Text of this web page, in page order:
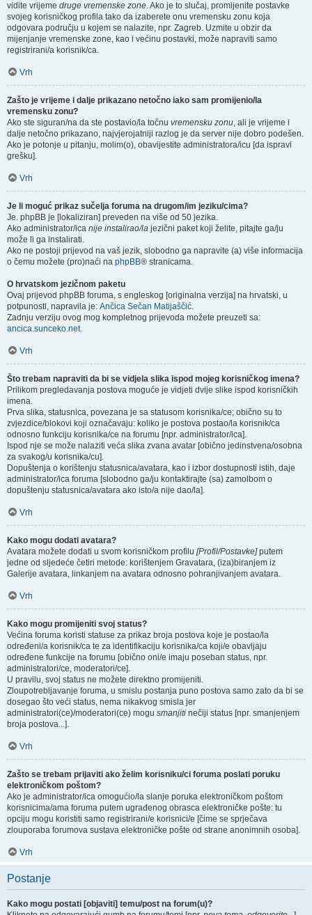
vidite vrijeme druge vremenske zone. Ako je to slučaj, promijenite postavke
svojeg korisničkog profila tako da izaberete onu vremensku zonu koja
odgovara području u kojem se nalazite, npr. Zagreb. Uzmite u obzir da
mijenjanje vremenske zone, kao i većinu postavki, može napraviti samo
registrirani/a korisnik/ca.
Vrh
Zašto je vrijeme i dalje prikazano netočno iako sam promijenio/la
vremensku zonu?
Ako ste siguran/na da ste postavio/la točnu vremensku zonu, ali je vrijeme i
dalje netočno prikazano, najvjerojatniji razlog je da server nije dobro podešen.
Ako je potonje u pitanju, molim(o), obavijestite administratora/icu [da ispravi
grešku].
Vrh
Je li moguć prikaz sučelja foruma na drugom/im jeziku/cima?
Je. phpBB je [lokaliziran] preveden na više od 50 jezika.
Ako administrator/ica nije instalirao/la jezični paket koji želite, pitajte ga/ju
može li ga instalirati.
Ako ne postoji prijevod na vaš jezik, slobodno ga napravite (a) više informacija
o čemu možete (pro)naći na phpBB® stranicama.
O hrvatskom jezičnom paketu
Ovaj prijevod phpBB foruma, s engleskog [originalna verzija] na hrvatski, u
potpunosti, napravila je: Ančica Sečan Matijaščić.
Zadnju verziju ovog mog kompletnog prijevoda možete preuzeti sa:
ancica.sunceko.net.
Vrh
Što trebam napraviti da bi se vidjela slika ispod mojeg korisničkog imena?
Prilikom pregledavanja postova moguće je vidjeti dvije slike ispod korisničkih
imena.
Prva slika, statusnica, povezana je sa statusom korisnika/ce; obično su to
zvjezdice/blokovi koji označavaju: koliko je postova postao/la korisnik/ca
odnosno funkciju korisnika/ce na forumu [npr. administrator/ica].
Ispod nje se može nalaziti veća slika zvana avatar [obično jedinstvena/osobna
za svakog/u korisnika/cu].
Dopuštenja o korištenju statusnica/avatara, kao i izbor dostupnosti istih, daje
administrator/ica foruma [slobodno ga/ju kontaktirajte (sa) zamolbom o
dopuštenju statusnica/avatara ako isto/a nije dao/la].
Vrh
Kako mogu dodati avatara?
Avatara možete dodati u svom korisničkom profilu [Profil/Postavke]putem
jedne od sljedeće četiri metode: korištenjem Gravatara, (iza)biranjem iz
Galerije avatara, linkanjem na avatara odnosno pohranjivanjem avatara.
Vrh
Kako mogu promijeniti svoj status?
Većina foruma koristi statuse za prikaz broja postova koje je postao/la
određeni/a korisnik/ca te za identifikaciju korisnika/ca koji/e obavljaju
određene funkcije na forumu [obično oni/e imaju poseban status, npr.
administratori/ce, moderatori/ce].
U pravilu, svoj status ne možete direktno promijeniti.
Zloupotrebljavanje foruma, u smislu postanja puno postova samo zato da bi se
dosegao što veći status, nema nikakvog smisla jer
administratori(ce)/moderatori(ce) mogu smanjiti nečiji status [npr. smanjenjem
broja postova...].
Vrh
Zašto se trebam prijaviti ako želim korisniku/ci foruma poslati poruku
elektroničkom poštom?
Ako je administrator/ica omogućio/la slanje poruka elektroničkom poštom
korisnicima/ama foruma putem ugrađenog obrasca elektroničke pošte: tu
opciju mogu koristiti samo registrirani/e korisnici/e [čime se sprječava
zlouporaba forumova sustava elektroničke pošte od strane anonimnih osoba].
Vrh
Postanje
Kako mogu postati [objaviti] temu/post na forum(u)?